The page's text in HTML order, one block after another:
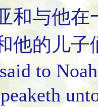
和与他在
他的儿子
to